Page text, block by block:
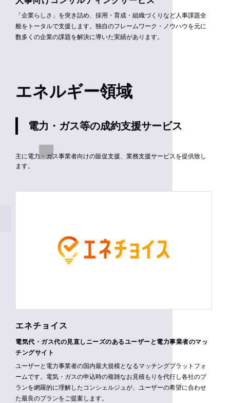
「企業らしさ」を突き詰め、採用・育成・組織づくりなど人事課題全
般をトータルで支援します。独自のフレームワーク・ノウハウを元に
数多くの企業の課題を解決に導いた実績があります。
エネルギー領域
電力・ガス等の成約支援サービス
主に電力・ガス事業者向けの販促支援、業務支援サービスを提供致し
ます。
エネチョイス
電気代・ガス代の見直しニーズのあるユーザーと電力事業者のマッ
チングサイト
ユーザーと電力事業者の国内最大規模となるマッチングプラットフォ
ームです。電気・ガスの申込時の複雑なお見積もりを代行し各社のプ
ランを網羅的に理解したコンシェルジュが、ユーザーの希望に合わせ
た最良のプランをご提案します。